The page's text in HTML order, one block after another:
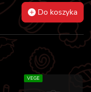
Do koszyka
VEGE